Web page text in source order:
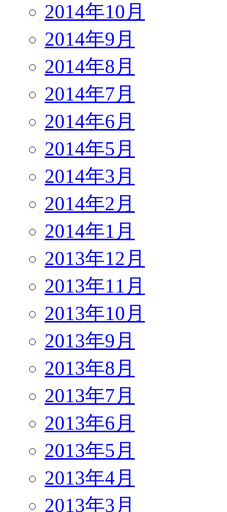
2014年10月
2014年9月
2014年8月
2014年7月
2014年6月
2014年5月
2014年3月
2014年2月
2014年1月
2013年12月
2013年11月
2013年10月
2013年9月
2013年8月
2013年7月
2013年6月
2013年5月
2013年4月
2013年3月